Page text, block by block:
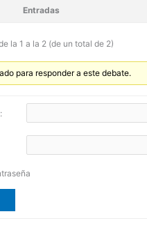
Entradas
la 1 a la 2 (de un total de 2)
para responder a este debate.